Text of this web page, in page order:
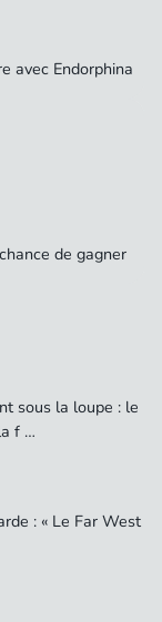
avec Endorphina
de gagner
sous la loupe : le
f …
: « Le Far West